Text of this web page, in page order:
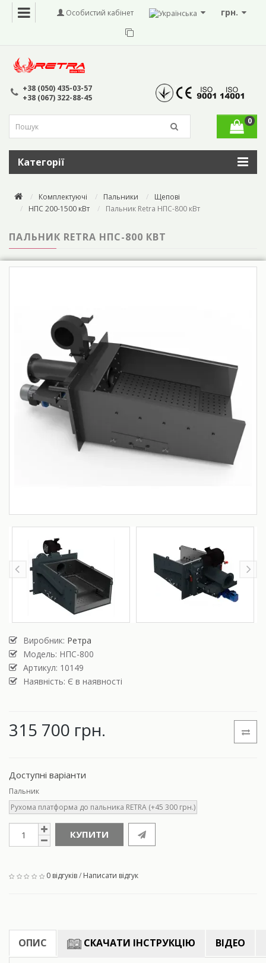
грн.
Особистий кабінет
+38 (050) 435-03-57
+38 (067) 322-88-45
0
Категорії
Комплектуючі Пальники
Щепові
НПС 200-1500 кВт
Пальник Retra НПС-800 кВт
ПАЛЬНИК RETRA НПС-800 КВТ
Виробник: Ретра
Модель: НПС-800
Артикул: 10149
Наявність: Є в наявності
315 700 грн.
Доступні варіанти
Пальник
Рухома платформа до пальника RETRA (+45 300 грн.)
КУПИТИ
0 відгуків/ Написати відгук
ОПИС СКАЧАТИ ІНСТРУКЦІЮ ВІДЕО